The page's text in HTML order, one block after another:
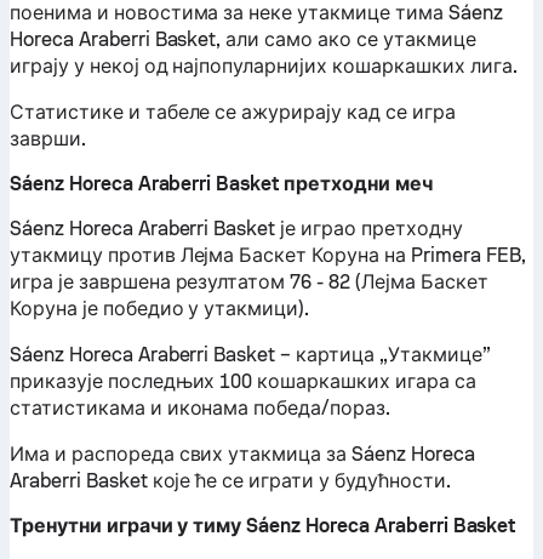
поенима и новостима за неке утакмице тима Sáenz
Horeca Araberri Basket, али само ако се утакмице
играју у некој од најпопуларнијих кошаркашких лига.
Статистике и табеле се ажурирају кад се игра
заврши.
Sáenz Horeca Araberri Basket претходни меч
Sáenz Horeca Araberri Basket је играо претходну
утакмицу против Лејма Баскет Коруна на Primera FEB,
игра је завршена резултатом 76 - 82 (Лејма Баскет
Коруна је победио у утакмици).
Sáenz Horeca Araberri Basket – картица „Утакмице”
приказује последњих 100 кошаркашких игара са
статистикама и иконама победа/пораз.
Има и распореда свих утакмица за Sáenz Horeca
Araberri Basket које ће се играти у будућности.
Тренутни играчи у тиму Sáenz Horeca Araberri Basket